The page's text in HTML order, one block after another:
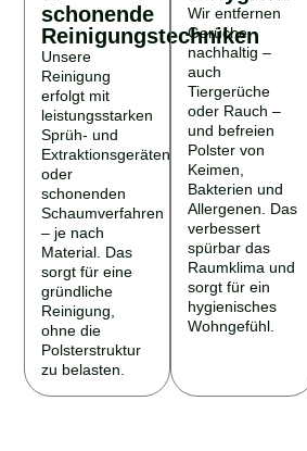
schonende
Reinigungstechniken
Unsere
Reinigung
erfolgt mit
leistungsstarken
Sprüh- und
Extraktionsgeräten
oder
schonenden
Schaumverfahren
– je nach
Material. Das
sorgt für eine
gründliche
Reinigung,
ohne die
Polsterstruktur
zu belasten.
Wir entfernen
Gerüche
nachhaltig –
auch
Tiergerüche
oder Rauch –
und befreien
Polster von
Keimen,
Bakterien und
Allergenen. Das
verbessert
spürbar das
Raumklima und
sorgt für ein
hygienisches
Wohngefühl.